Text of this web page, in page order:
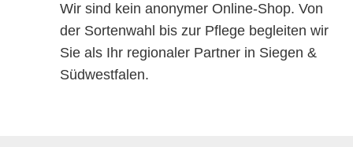
Wir sind kein anonymer Online-Shop. Von
der Sortenwahl bis zur Pflege begleiten wir
Sie als Ihr regionaler Partner in Siegen &
Südwestfalen.